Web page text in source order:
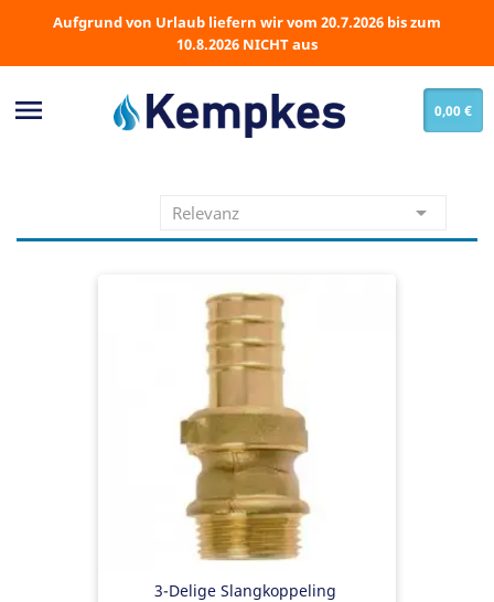
Aufgrund von Urlaub liefern wir vom 20.7.2026 bis zum
10.8.2026 NICHT aus
 0,00 €
Relevanz 
3-Delige Slangkoppeling